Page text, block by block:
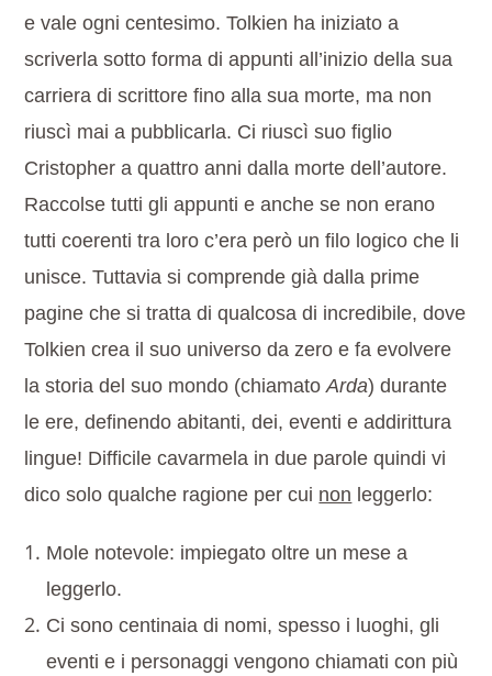
e vale ogni centesimo. Tolkien ha iniziato a
scriverla sotto forma di appunti all’inizio della sua
carriera di scrittore fino alla sua morte, ma non
riuscì mai a pubblicarla. Ci riuscì suo figlio
Cristopher a quattro anni dalla morte dell’autore.
Raccolse tutti gli appunti e anche se non erano
tutti coerenti tra loro c’era però un filo logico che li
unisce. Tuttavia si comprende già dalla prime
pagine che si tratta di qualcosa di incredibile, dove
Tolkien crea il suo universo da zero e fa evolvere
la storia del suo mondo (chiamatoArda) durante
le ere, definendo abitanti, dei, eventi e addirittura
lingue! Difficile cavarmela in due parole quindi vi
dico solo qualche ragione per cui non leggerlo:
Mole notevole: impiegato oltre un mese a
leggerlo.
Ci sono centinaia di nomi, spesso i luoghi, gli
eventi e i personaggi vengono chiamati con più